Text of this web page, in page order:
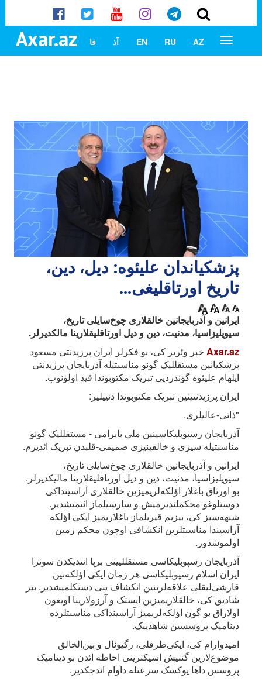
Axar.az AZ
RU
EN آذ فا
پزشکیاندان علیئوه: دیل، دین،
تاریخ اورتاقلیغی...
ایرانین و آذربایجانین خالقلاری چوخ‌سایلی تاریخ،
سیویلیزاسیا، مدنیت، دین و دیل اورتاقلیقلارینا مالکدیرلر.
Axar.az خبر وئریر کی، بو فکرلر ایران پرزیدنتی مسعود
پزشکیانین مستقللیک گونو مناسبتیله آذربایجان پرزیدنتی
ایلهام علیئوه گؤندردیی تبریک مکتوبوندا قید اولونوب.
ایران پرزیدنتینین تبریک مکتوبوندا دئییلیر:
"ذاتی-عالیلری.
آذربایجان رسپوبلیکاسینین ملی بایرامی - مستقللیک گونو
مناسبتیله سیزی و خالقینیزی صمیمی-قلبدن تبریک ائدیرم.
ایرانین و آذربایجانین خالقلاری چوخ‌سایلی تاریخ،
سیویلیزاسیا، مدنیت، دین و دیل اورتاقلیقلارینا مالیکدیرلر.
بو اورتاق باغلار اؤلکه‌لریمیزین خالقلاری آراسینداکی
دوستلوغو محکملندیرمیش و سارسیلماز ائتمیشدیر.
شبهه‌سیز کی، بیزیم قیریلماز باغلاریمیز ایکی اؤلکه
آراسیندا مناسبتلرین انکشافی اوچون محکم زمین
اولموشدور.
آذربایجان رسپوبلیکاسی مستقللیینی برپا ائتدیکدن سونرا
ایران اسلام رسپوبلیکاسی هر زمان ایکی اؤلکه‌نین
قارشی‌لیقلی علاقه‌لرینین انکشاف ینی دستکلمیشدیر. بیز
شادیق کی، خالقلاریمیزین ایستک و آرزولارینا اویغون
اولاراق بو گون اؤلکه‌لریمیز آراسینداکی مناسبتلرده
دینامیک پروسسین شاهدییک.
امیدوارام کی، ایکی‌طرفلی، رگیونال و بین‌الخالق
موضوع‌لارین گئنیش اسپکترینی احاطه ائد‌ن بو دینامیک
پروسس داها یوکسک سرعتله داوام ائد‌جکدیر.